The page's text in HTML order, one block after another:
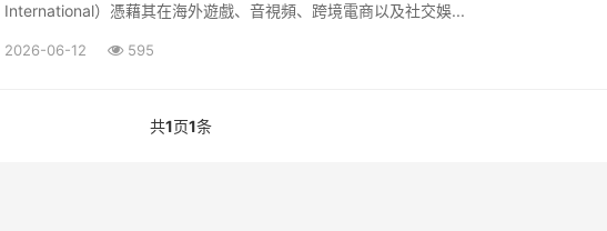
International）憑藉其在海外遊戲、音視頻、跨境電商以及社交娛...
2026-06-12 595
共1页1条